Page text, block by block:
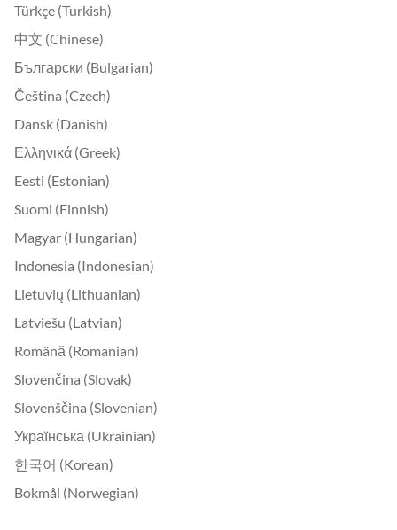
Türkçe (Turkish)
中文 (Chinese)
Български (Bulgarian)
Čeština (Czech)
Dansk (Danish)
Ελληνικά (Greek)
Eesti (Estonian)
Suomi (Finnish)
Magyar (Hungarian)
Indonesia (Indonesian)
Lietuvių (Lithuanian)
Latviešu (Latvian)
Română (Romanian)
Slovenčina (Slovak)
Slovenščina (Slovenian)
Українська (Ukrainian)
한국어 (Korean)
Bokmål (Norwegian)